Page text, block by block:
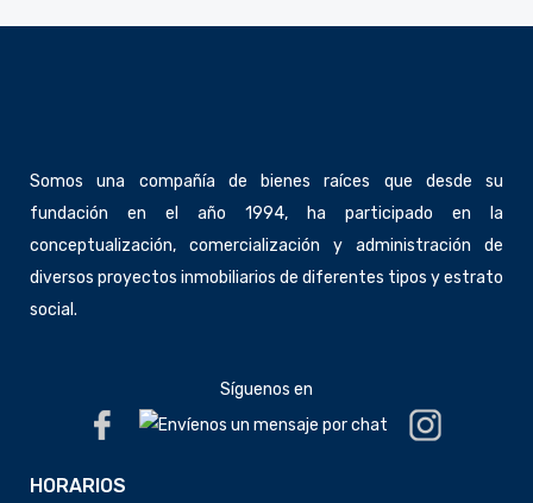
Somos una compañía de bienes raíces que desde su
fundación en el año 1994, ha participado en la
conceptualización, comercialización y administración de
diversos proyectos inmobiliarios de diferentes tipos y estrato
social.
Síguenos en
HORARIOS